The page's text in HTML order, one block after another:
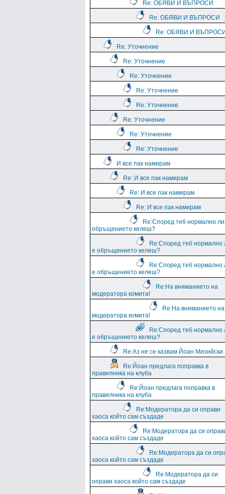
Re: ОБЯВИ И ВЪПРОСИ
Re: ОБЯВИ И ВЪПРОСИ
Re: ОБЯВИ И
Re: Уточнение
Re: Уточнение
Re: Уточнение
Re: Уточнение
Re: Уточнение
Re: Уточнение
Re: Уточнение
Re: Уточнение
И все пак намирам
Re: И все пак намирам
Re: И все пак намирам
Re: И все пак намирам
Re:Според теб нормално
обръщението келеш?
Re:Според теб нормално
е обръщението келеш?
Re:Според теб нормално
е обръщението келеш?
Re:На вниманието на
модератора комита!
Re:На вниманието на
модератора комита!
Re:Според теб нормално
е обръщението келеш?
Re:Аз не се казвам Йоан Мизийски
Re:Йоан предлага поправка в
правилника на клуба
Re:Йоан предлага поправка в
правилника на клуба
Re:Модератора да си оправи
хаоса който сам създаде
Re:Модератора да си
хаоса който сам създаде
Re:Модератора да си
хаоса който сам създаде
Re:Модератора да си
оправи хаоса който сам създаде